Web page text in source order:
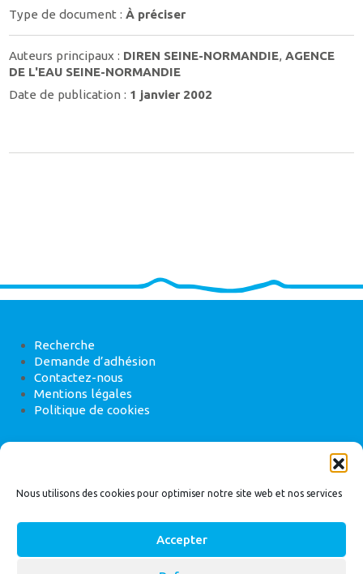
Nous utilisons des cookies pour optimiser notre site web et nos services
Accepter
Type de document :À préciser
Auteurs principaux : DIREN SEINE-NORMANDIE,AGENCE
DE L'EAU SEINE-NORMANDIE
Date de publication : 1 janvier 2002
Recherche
Demande d’adhésion
Contactez-nous
Mentions légales
Politique de cookies